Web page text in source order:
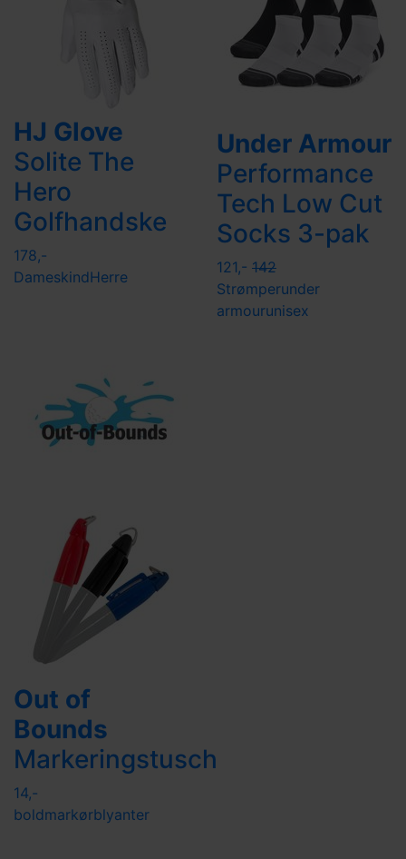
HJ Glove
Solite The
Hero
Golfhandske
178,-
DameskindHerre
Under Armour
Performance
Tech Low Cut
Socks 3-pak
121,- 142
Strømperunder
armourunisex
Out of
Bounds
Markeringstusch
14,-
boldmarkørblyanter